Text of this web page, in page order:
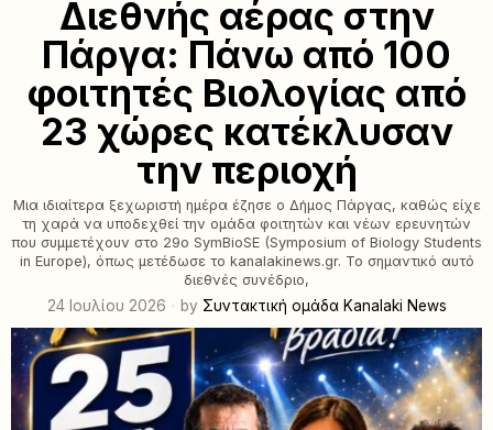
Διεθνής αέρας στην
Πάργα: Πάνω από 100
φοιτητές Βιολογίας από
23 χώρες κατέκλυσαν
την περιοχή
Μια ιδιαίτερα ξεχωριστή ημέρα έζησε ο Δήμος Πάργας, καθώς είχε
τη χαρά να υποδεχθεί την ομάδα φοιτητών και νέων ερευνητών
που συμμετέχουν στο 29ο SymBioSE (Symposium of Biology Students
in Europe), όπως μετέδωσε το kanalakinews.gr. Το σημαντικό αυτό
διεθνές συνέδριο,
24 Ιουλίου 2026 by Συντακτική ομάδα Kanalaki News